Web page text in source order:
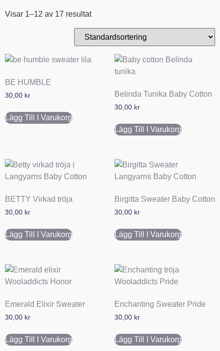
Visar 1–12 av 17 resultat
BE HUMBLE
30,00 kr
Lägg Till I Varukorg
Belinda Tunika Baby Cotton
30,00 kr
Lägg Till I Varukorg
BETTY Virkad tröja
30,00 kr
Lägg Till I Varukorg
Birgitta Sweater Baby Cotton
30,00 kr
Lägg Till I Varukorg
Emerald Elixir Sweater
30,00 kr
Lägg Till I Varukorg
Enchanting Sweater Pride
30,00 kr
Lägg Till I Varukorg